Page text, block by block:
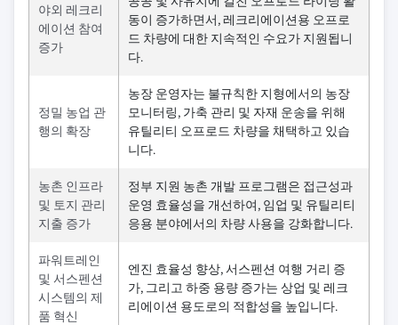
야외 레크리
에이션 참여
증가
동이 증가하면서, 레크리에이션용 오프로
드 차량에 대한 지속적인 수요가 지원됩니
다.
정밀 농업 관
행의 확장
농장 운영자는 불규칙한 지형에서의 농장
모니터링, 가축 관리 및 자재 운송을 위해
유틸리티 오프로드 차량을 채택하고 있습
니다.
농촌 인프라
및 토지 관리
지출 증가
정부 지원 농촌 개발 프로그램은 접근성과
운영 효율성을 개선하여, 임업 및 유틸리티
응용 분야에서의 차량 사용을 강화합니다.
파워트레인
및 서스펜션
시스템의 제
품 혁신
엔진 효율성 향상, 서스펜션 여행 거리 증
가, 그리고 하중 용량 증가는 상업 및 레크
리에이션 용도로의 적합성을 높입니다.